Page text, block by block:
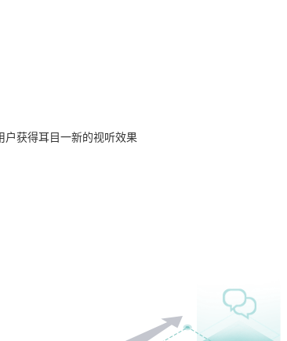
户获得耳目一新的视听效果